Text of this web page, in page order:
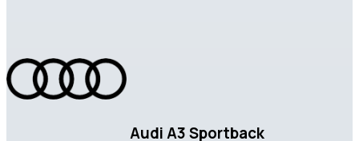
Audi A3 Sportback